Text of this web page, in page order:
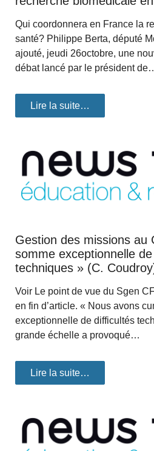
Qui coordonnera en France la
santé? Philippe Berta, député
ajouté, jeudi 26octobre, une
débat lancé par le président
Lire la suite…
Gestion des missions au
somme exceptionnelle
techniques » (C.
Voir Le point de vue du Sgen
en fin d’article. « Nous avons
exceptionnelle de difficultés
grande échelle a provoqué…
Lire la suite…